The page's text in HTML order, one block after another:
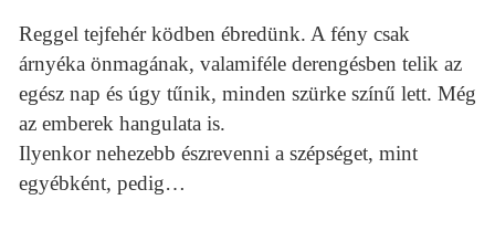
Reggel tejfehér ködben ébredünk. A fény csak
árnyéka önmagának, valamiféle derengésben telik az
egész nap és úgy tűnik, minden szürke színű lett. Még
az emberek hangulata is.
Ilyenkor nehezebb észrevenni a szépséget, mint
egyébként, pedig…